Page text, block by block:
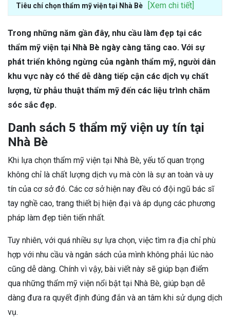
Tiêu chí chọn thẩm mỹ viện tại Nhà Bè [Xem chi tiết]
Trong những năm gần đây, nhu cầu làm đẹp tại các
thẩm mỹ viện tại Nhà Bè ngày càng tăng cao. Với sự
phát triển không ngừng của ngành thẩm mỹ, người dân
khu vực này có thể dễ dàng tiếp cận các dịch vụ chất
lượng, từ phẫu thuật thẩm mỹ đến các liệu trình chăm
sóc sắc đẹp.
Danh sách 5 thẩm mỹ viện uy tín tại
Nhà Bè
Khi lựa chọn thẩm mỹ viện tại Nhà Bè, yếu tố quan trọng
không chỉ là chất lượng dịch vụ mà còn là sự an toàn và uy
tín của cơ sở đó. Các cơ sở hiện nay đều có đội ngũ bác sĩ
tay nghề cao, trang thiết bị hiện đại và áp dụng các phương
pháp làm đẹp tiên tiến nhất.
Tuy nhiên, với quá nhiều sự lựa chọn, việc tìm ra địa chỉ phù
hợp với nhu cầu và ngân sách của mình không phải lúc nào
cũng dễ dàng. Chính vì vậy, bài viết này sẽ giúp bạn điểm
qua những thẩm mỹ viện nổi bật tại Nhà Bè, giúp bạn dễ
dàng đưa ra quyết định đúng đắn và an tâm khi sử dụng dịch
vụ.